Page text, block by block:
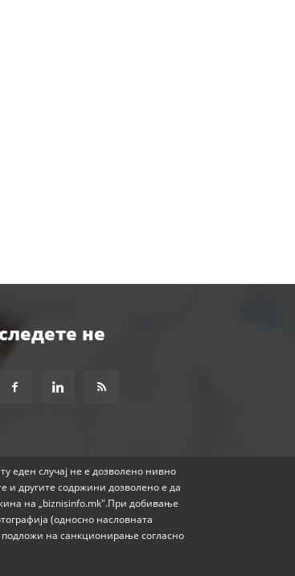
следете не
еден случај не е дозволено нивно
и другите содржини дозволено е да
на „biznisinfo.mk".При добивање
(односно насловната
на санкционирање согласно